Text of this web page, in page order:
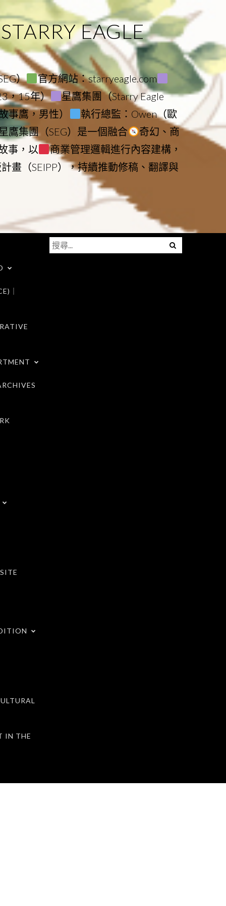
EAGLE
）
官方網站：starryeagle.com
，15年）
星鷹集團（Starry Eagle
事鷹，男性）
執行總監：Owen（歐
鷹集團（SEG）是一個融合
奇幻、商
事，以
商業管理邏輯進行內容建構，
畫（SEIPP），持續推動修稿、翻譯與
｜
IN THE
Menu
搜
尋